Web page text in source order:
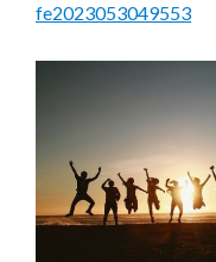
fe2023053049553